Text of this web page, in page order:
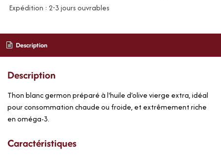
Expédition : 2-3 jours ouvrables
Description
Description
Thon blanc germon préparé à l'huile d'olive vierge extra, idéal
pour consommation chaude ou froide, et extrêmement riche
en oméga-3.
Caractéristiques